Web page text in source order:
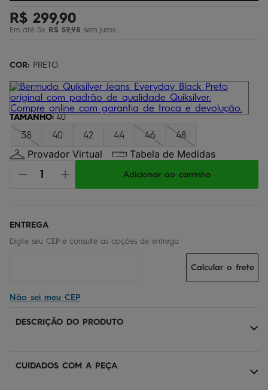
R$ 299,90
Em até 5x R$ 59,98 sem juros
COR: PRETO
TAMANHO: 40
38 40 42 44 46 48
Provador Virtual Tabela de Medidas
Adicionar ao carrinho
Não sei meu CEP
Calcular o frete
DESCRIÇÃO DO PRODUTO
CUIDADOS COM A PEÇA
º regata
6º óculos
9º chinelo
10º calça